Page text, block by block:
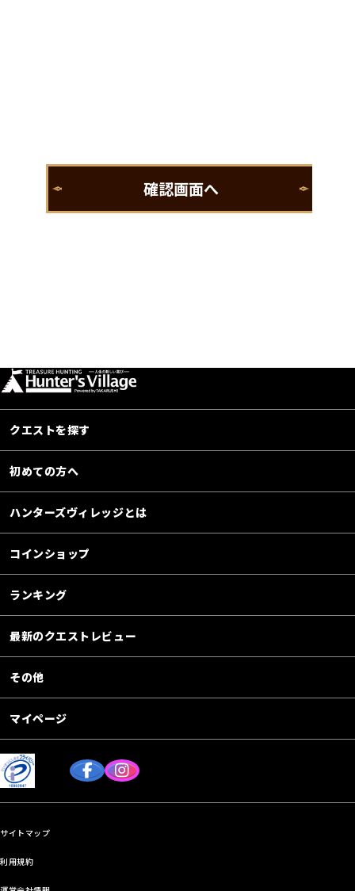
クエストを探す
初めての方へ
ハンターズヴィレッジとは
コインショップ
ランキング
最新のクエストレビュー
その他
マイページ
サイトマップ
利用規約